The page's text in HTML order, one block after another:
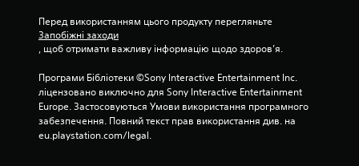
1
1
Перед використанням цього продукту перегляньте
Запобіжні заходи
, щоб отримати важливу інформацію щодо здоров’я.
Програми Бібліотеки ©Sony Interactive Entertainment Inc.
ліцензовано виключно для Sony Interactive Entertainment
Europe. Застосовуються Умови використання програмного
забезпечення. Повний текст прав використання див. на
eu.playstation.com/legal.